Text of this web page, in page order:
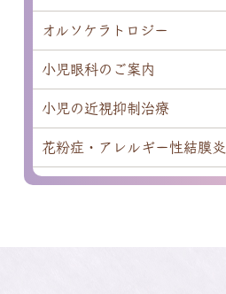
オルソケラトロジー
小児眼科のご案内
小児の近視抑制治療
花粉症・アレルギー性結膜炎